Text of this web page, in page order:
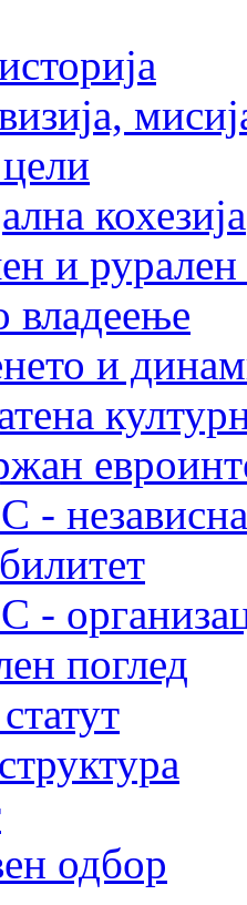
кохезија
и рурален
владеење
и
независна
поглед
одбор